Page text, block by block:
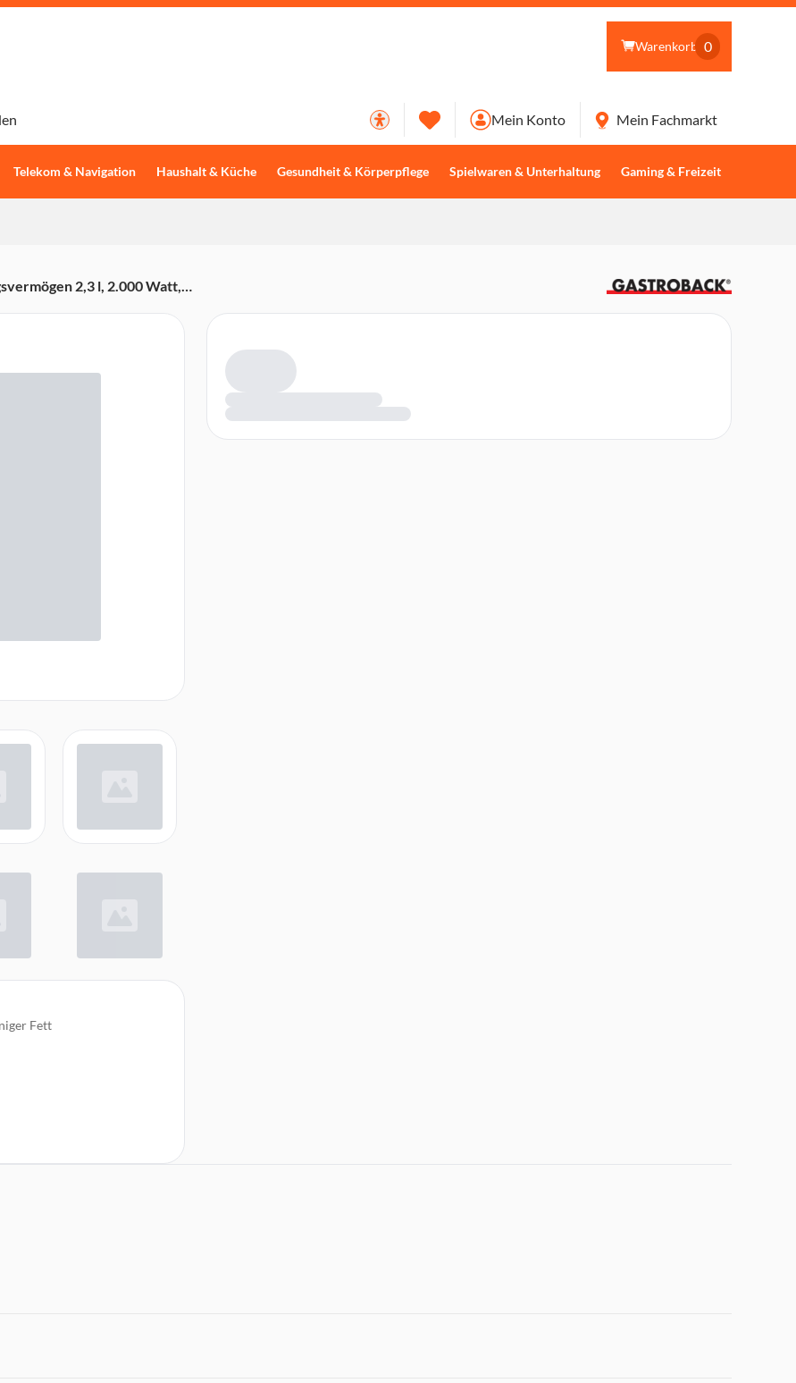
Warenkorb 0
Telekom & Navigation Haushalt & Küche Gesundheit & Körperpflege Spielwaren & Unterhaltung Gaming & Freizeit
Mein Konto Mein Fachmarkt
2,3 l, 2.000 Watt,
Fett